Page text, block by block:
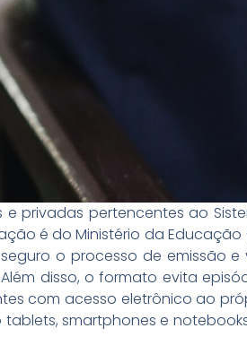
privadas pertencentes ao
é do Ministério da Educação
o processo de emissão
disso, o formato evita
com acesso eletrônico ao
smartphones e notebooks.